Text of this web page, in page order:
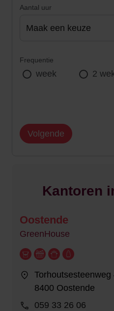
Aantal uur
Frequentie
week 2
Volgende
Kantoren
Oostende
GreenHouse
Torhoutsesteenweg
8400 Oostende
059 33 26 06